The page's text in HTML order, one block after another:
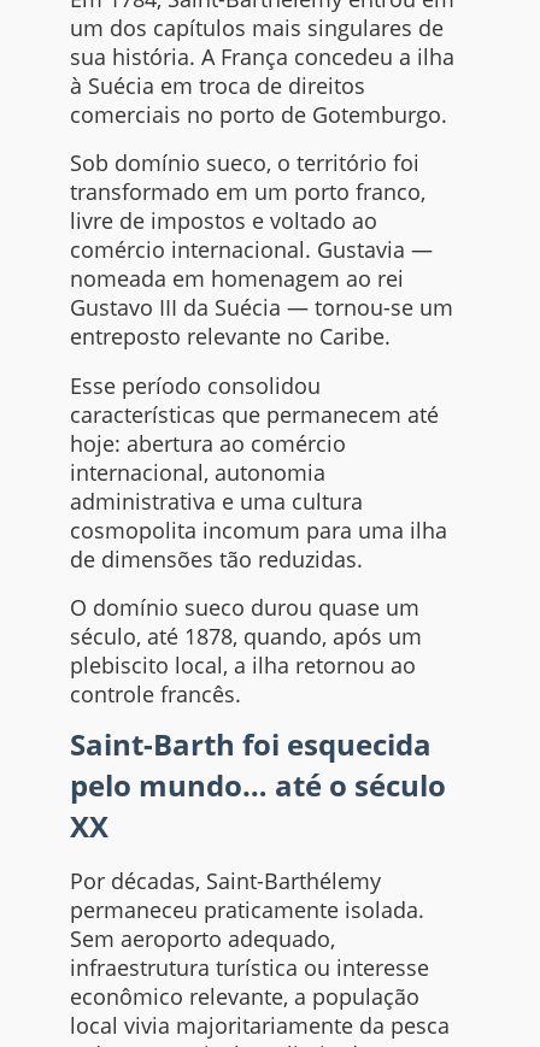
um dos capítulos mais singulares de
sua história. A França concedeu a ilha
à Suécia em troca de direitos
comerciais no porto de Gotemburgo.
Sob domínio sueco, o território foi
transformado em um porto franco,
livre de impostos e voltado ao
comércio internacional. Gustavia —
nomeada em homenagem ao rei
Gustavo III da Suécia — tornou-se um
entreposto relevante no Caribe.
Esse período consolidou
características que permanecem até
hoje: abertura ao comércio
internacional, autonomia
administrativa e uma cultura
cosmopolita incomum para uma ilha
de dimensões tão reduzidas.
O domínio sueco durou quase um
século, até 1878, quando, após um
plebiscito local, a ilha retornou ao
controle francês.
Saint-Barth foi esquecida
pelo mundo… até o século
XX
Por décadas, Saint-Barthélemy
permaneceu praticamente isolada.
Sem aeroporto adequado,
infraestrutura turística ou interesse
econômico relevante, a população
local vivia majoritariamente da pesca